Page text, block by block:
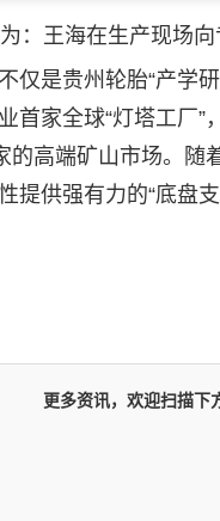
王海在生产现场向
是贵州轮胎“产学研
首家全球“灯塔工厂
的高端矿山市场。
提供强有力的“底盘
更多资讯，欢迎扫描下